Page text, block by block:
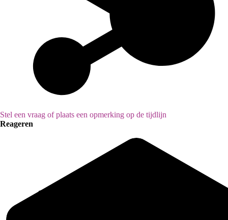
Stel een vraag of plaats een opmerking op de tijdlijn
Reageren